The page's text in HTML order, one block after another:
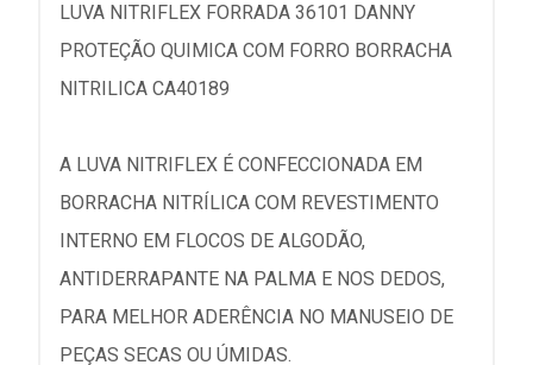
LUVA NITRIFLEX FORRADA 36101 DANNY
PROTEÇÃO QUIMICA COM FORRO BORRACHA
NITRILICA CA40189
A LUVA NITRIFLEX É CONFECCIONADA EM
BORRACHA NITRÍLICA COM REVESTIMENTO
INTERNO EM FLOCOS DE ALGODÃO,
ANTIDERRAPANTE NA PALMA E NOS DEDOS,
PARA MELHOR ADERÊNCIA NO MANUSEIO DE
PEÇAS SECAS OU ÚMIDAS.